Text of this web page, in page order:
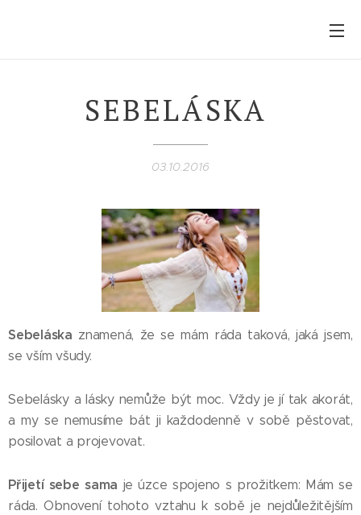
SEBELÁSKA
03.10.2016
Sebeláska znamená, že se mám ráda taková, jaká jsem,
se vším všudy.
Sebelásky a lásky nemůže být moc. Vždy je jí tak akorát,
a my se nemusíme bát ji každodenně v sobě pěstovat,
posilovat a projevovat.
Přijetí sebe sama je úzce spojeno s prožitkem: Mám se
ráda. Obnovení tohoto vztahu k sobě je nejdůležitějším